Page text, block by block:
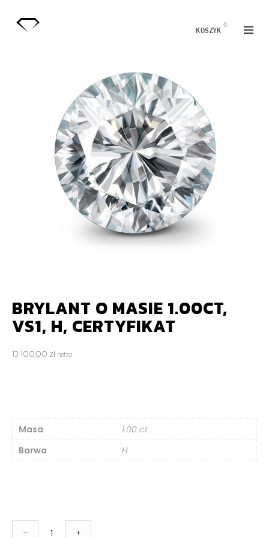
KOSZYK
0
BRYLANT O MASIE 1.00CT,
VS1, H, CERTYFIKAT
13 100,00 zł netto
Masa
1.00 ct
Barwa
H
– +